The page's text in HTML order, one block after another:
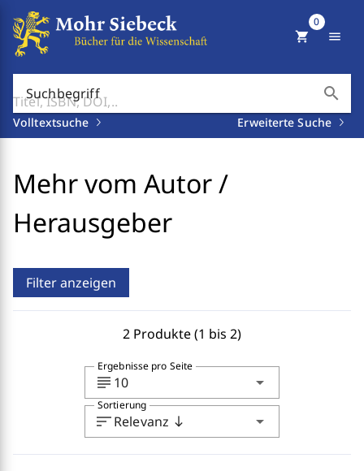
Suchbegriff search
Volltextsuche Erweiterte Suche
shopping_cart
0
menu
Mehr vom Autor /
Herausgeber
Filter anzeigen
2 Produkte (1 bis 2)
subject 10 arrow_drop_down
Ergebnisse pro Seite
sortRelevanz south arrow_drop_down
Sortierung